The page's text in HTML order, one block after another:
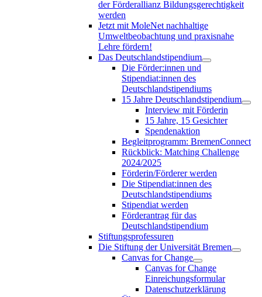
der Förderallianz Bildungsgerechtigkeit
werden
Jetzt mit MoleNet nachhaltige
Umweltbeobachtung und praxisnahe
Lehre fördern!
Das Deutschlandstipendium
Die Förder:innen und
Stipendiat:innen des
Deutschlandstipendiums
15 Jahre Deutschlandstipendium
Interview mit Förderin
15 Jahre, 15 Gesichter
Spendenaktion
Begleitprogramm: BremenConnect
Rückblick: Matching Challenge
2024/2025
Förderin/Förderer werden
Die Stipendiat:innen des
Deutschlandstipendiums
Stipendiat werden
Förderantrag für das
Deutschlandstipendium
Stiftungsprofessuren
Die Stiftung der Universität Bremen
Canvas for Change
Canvas for Change
Einreichungsformular
Datenschutzerklärung